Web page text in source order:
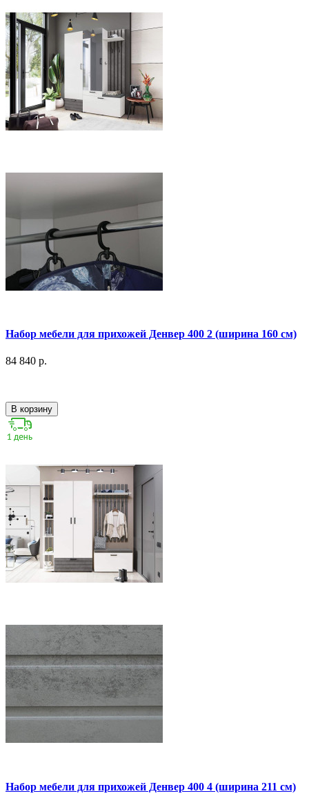
Набор мебели для прихожей Денвер 400 2 (ширина 160 см)
84 840 р.
В корзину
Набор мебели для прихожей Денвер 400 4 (ширина 211 см)